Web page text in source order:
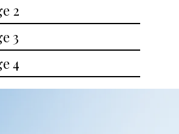
2
3
4